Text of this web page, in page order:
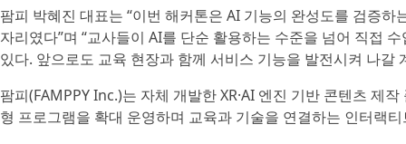
팜피 박혜진 대표는 “이번 해커톤은 AI 기능의 완성도를 검증
자리였다”며 “교사들이 AI를 단순 활용하는 수준을 넘어 직접
있다. 앞으로도 교육 현장과 함께 서비스 기능을 발전시켜 나갈
팜피(FAMPPY Inc.)는 자체 개발한 XR·AI 엔진 기반 콘텐츠 제
형 프로그램을 확대 운영하며 교육과 기술을 연결하는 인터랙